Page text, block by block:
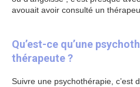
avouait avoir consulté un
Qu’est-ce qu’une
thérapeute ?
Suivre une psychothérapie, c’est